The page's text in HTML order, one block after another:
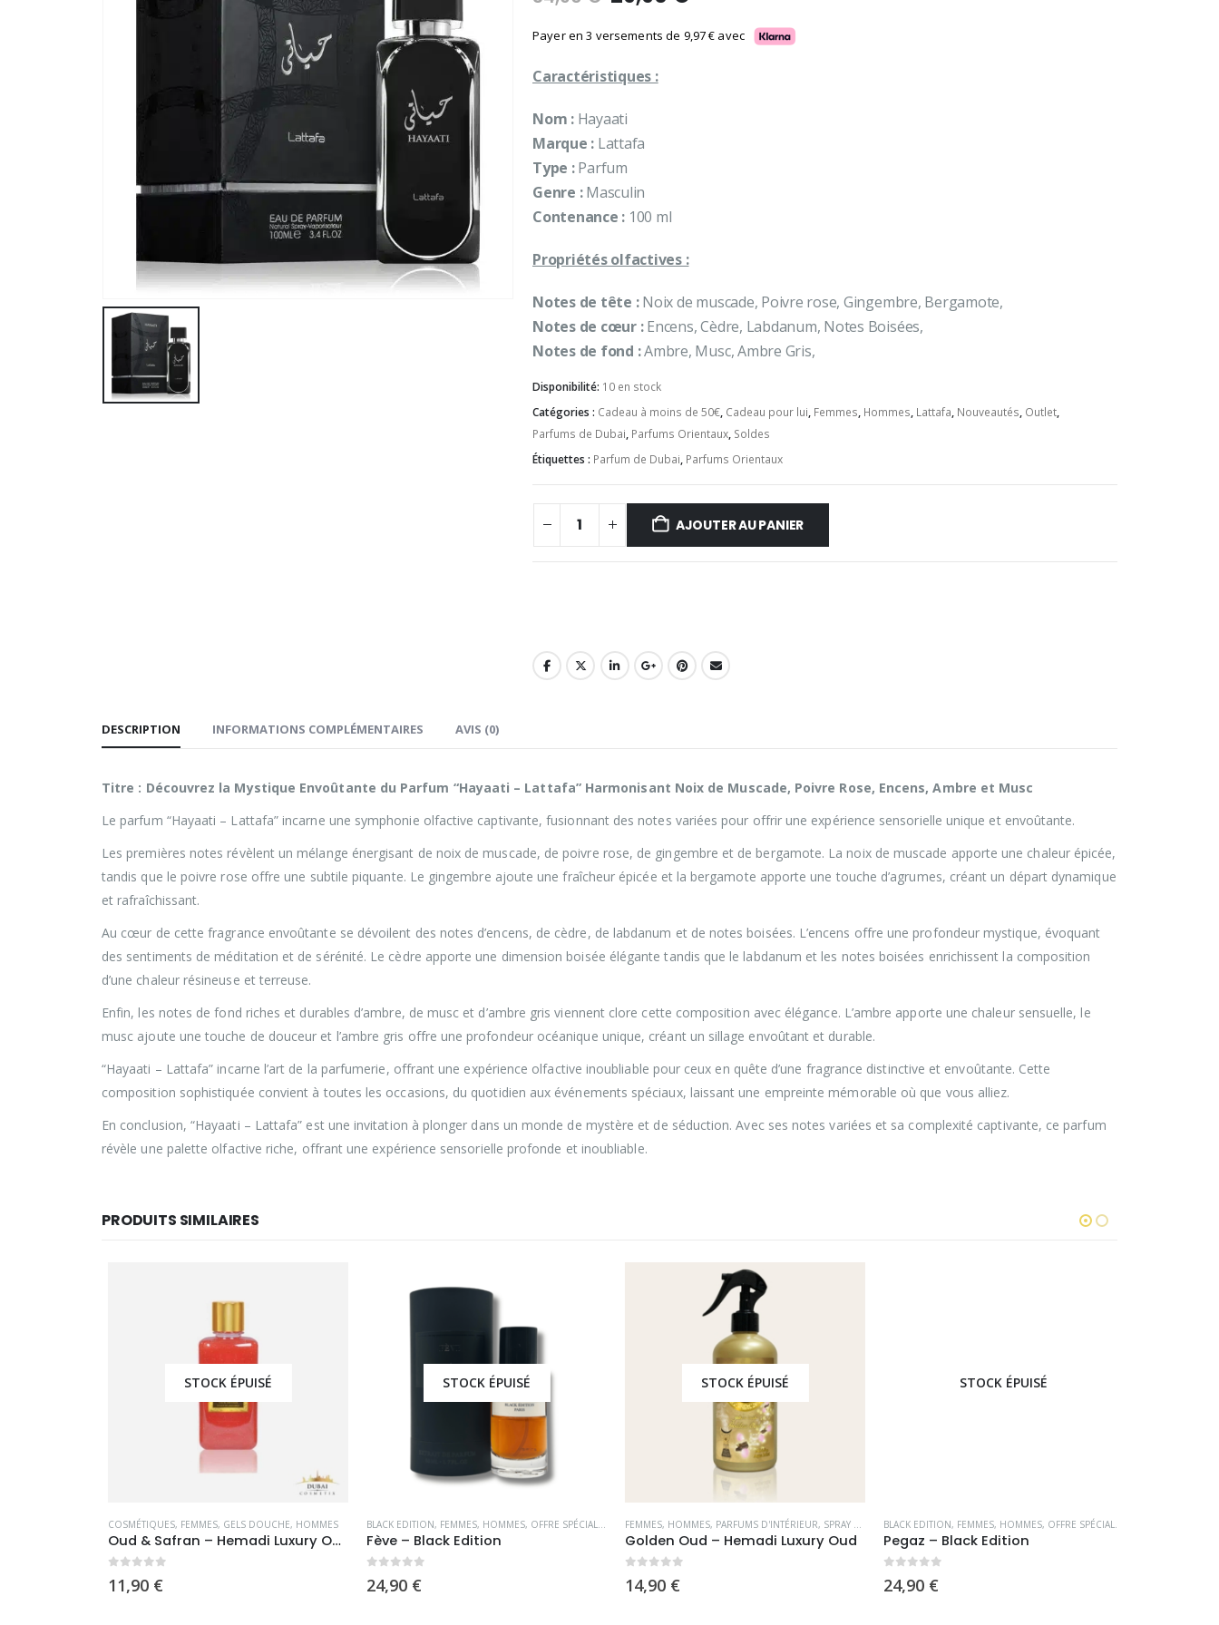
prix
initial
34,90 €.
actuel
Payer en 3 versements de 9,97€ avec
Caractéristiques :
Nom :Hayaati
Marque : Lattafa
Type :Parfum
Genre :Masculin
Contenance : 100 ml
Propriétés olfactives :
Notes de tête :Noix de muscade, Poivre rose, Gingembre, Bergamote,
Notes de cœur :Encens, Cèdre, Labdanum, Notes Boisées,
Notes de fond :Ambre, Musc, Ambre Gris,
Disponibilité: 10 en stock
Catégories : Cadeau à moins de 50€, Cadeau pour lui, Femmes, Hommes, Lattafa, Nouveautés, Outlet,
Parfums de Dubai, Parfums Orientaux, Soldes
Étiquettes : Parfum de Dubai, Parfums Orientaux
AJOUTER AU PANIER
DESCRIPTION INFORMATIONS COMPLÉMENTAIRES AVIS (0)
Titre : Découvrez la Mystique Envoûtante du Parfum “Hayaati – Lattafa” Harmonisant Noix de Muscade, Poivre Rose, Encens, Ambre et Musc
Le parfum “Hayaati – Lattafa” incarne une symphonie olfactive captivante, fusionnant des notes variées pour offrir une expérience sensorielle unique et envoûtante.
Les premières notes révèlent un mélange énergisant de noix de muscade, de poivre rose, de gingembre et de bergamote. La noix de muscade apporte une chaleur épicée,
tandis que le poivre rose offre une subtile piquante. Le gingembre ajoute une fraîcheur épicée et la bergamote apporte une touche d’agrumes, créant un départ dynamique
et rafraîchissant.
Au cœur de cette fragrance envoûtante se dévoilent des notes d’encens, de cèdre, de labdanum et de notes boisées. L’encens offre une profondeur mystique, évoquant
des sentiments de méditation et de sérénité. Le cèdre apporte une dimension boisée élégante tandis que le labdanum et les notes boisées enrichissent la composition
d’une chaleur résineuse et terreuse.
Enfin, les notes de fond riches et durables d’ambre, de musc et d’ambre gris viennent clore cette composition avec élégance. L’ambre apporte une chaleur sensuelle, le
musc ajoute une touche de douceur et l’ambre gris offre une profondeur océanique unique, créant un sillage envoûtant et durable.
“Hayaati – Lattafa” incarne l’art de la parfumerie, offrant une expérience olfactive inoubliable pour ceux en quête d’une fragrance distinctive et envoûtante. Cette
composition sophistiquée convient à toutes les occasions, du quotidien aux événements spéciaux, laissant une empreinte mémorable où que vous alliez.
En conclusion, “Hayaati – Lattafa” est une invitation à plonger dans un monde de mystère et de séduction. Avec ses notes variées et sa complexité captivante, ce parfum
révèle une palette olfactive riche, offrant une expérience sensorielle profonde et inoubliable.
PRODUITS SIMILAIRES
PARFUMS OCCIDENTAUX
STOCK ÉPUISÉ
COSMÉTIQUES,FEMMES,GELS DOUCHE,HOMMES
Oud & Safran – Hemadi Luxury Oud
11,90€
STOCK ÉPUISÉ
BLACK EDITION,FEMMES,HOMMES,OFFRE SPÉCIALE ,PARFUMS OCCIDENTAUX
Fève – Black Edition
24,90€
STOCK ÉPUISÉ
FEMMES,HOMMES,PARFUMS D'INTÉRIEUR,SPRAY D'INTÉRIEUR DE DUBAI
Golden Oud – Hemadi Luxury Oud
14,90€
STOCK ÉPUISÉ
BLACK EDITION,FEMMES,HOMMES,OFFRE SPÉCIALE ,
Pegaz – Black Edition
24,90€